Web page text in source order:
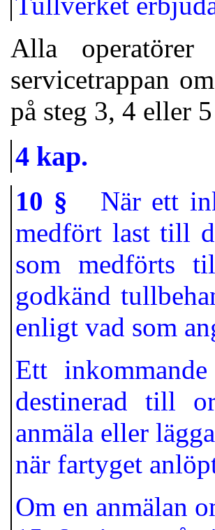
Alla
servicetrappan
på steg 3, 4 eller
4 kap.
10 § När ett
medfört last till
som medförts
godkänd
enligt vad som
Ett
destinerad till
anmäla eller
när fartyget
Om en anmälan